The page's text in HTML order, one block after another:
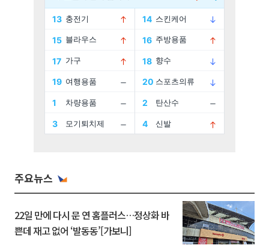
주요뉴스
22일 만에 다시 문 연 홈플러스…정상화 바
쁜데 재고 없어 ‘발동동’[가보니]